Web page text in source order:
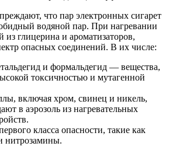
что пар электронных сигарет
водяной пар. При нагревании
из глицерина и ароматизаторов,
опасных соединений. В их числе:
и формальдегид — вещества,
токсичностью и мутагенной
включая хром, свинец и никель,
в аэрозоль из нагревательных
класса опасности, такие как
нитрозамины.